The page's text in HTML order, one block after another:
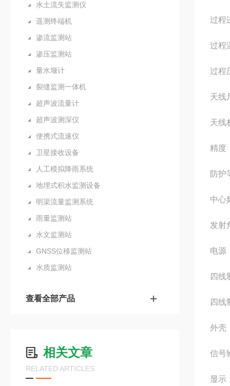
水土流失监测仪
遥测终端机
渗流监测站
渗压监测站
量水堰计
裂缝监测一体机
超声波流量计
超声波测深仪
便携式流速仪
卫星接收设备
人工模拟降雨系统
地埋式积水监测设备
明渠流量监测系统
雨量监测站
水文监测站
GNSS位移监测站
水质监测站
查看全部产品
相关文章
RELATED ARTICLES
过程
过程
过程
天线
天线
精度
防护
中心
发射
电源
四线
四线
外壳
信号
显示